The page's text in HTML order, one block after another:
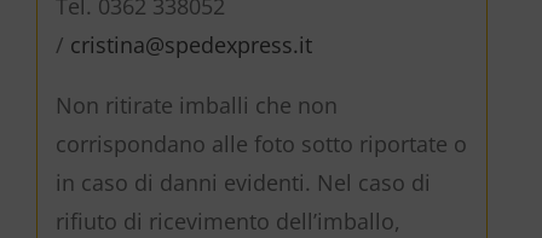
Tel. 0362 338052
/ cristina@spedexpress.it
Non ritirate imballi che non
corrispondano alle foto sotto riportate o
in caso di danni evidenti. Nel caso di
rifiuto di ricevimento dell’imballo,